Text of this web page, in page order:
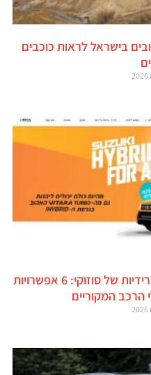
בישראל לראות כוכבים
הוצג הסדר פשרה בפרשת ההיברידיות של סוזוקי: 6 אפשרויות
המקוריים